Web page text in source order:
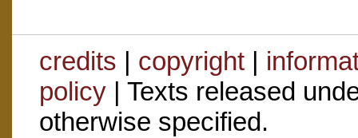
credits | copyright|
policy| Texts released
otherwise specified.